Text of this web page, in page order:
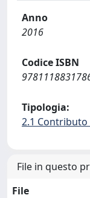
Anno
2016
Codice ISBN
Tipologia:
2.1 Contributo
File in questo
File